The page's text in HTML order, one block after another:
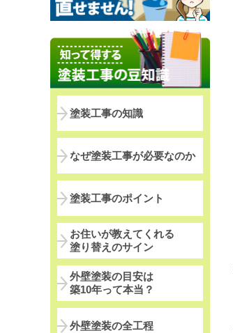
塗装工事の知識
なぜ塗装工事が必要なのか
塗装工事のポイント
お住いが教えてくれる
塗り替えのサイン
外壁塗装の目安は
築10年って本当？
外壁塗装の全工程